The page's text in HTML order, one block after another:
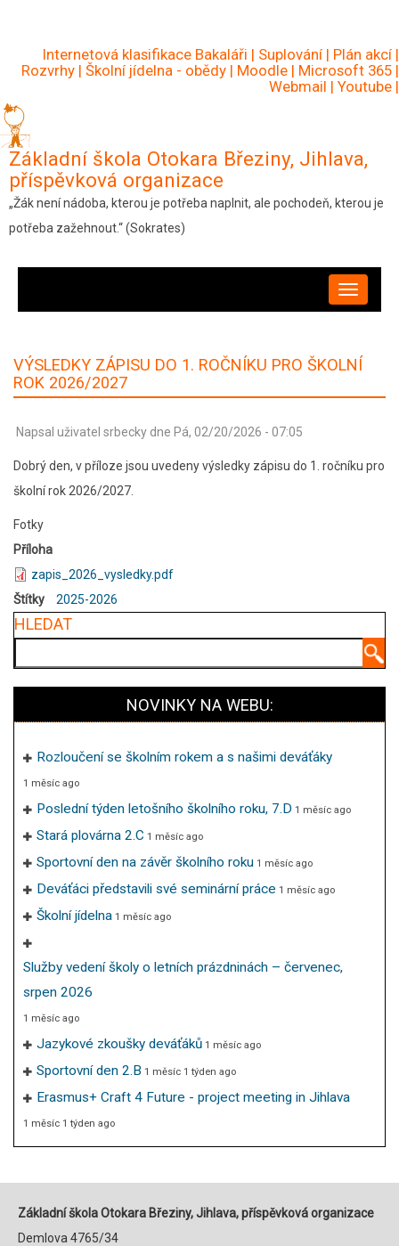
hlavnímuInternetová klasifikace Bakaláři | Suplování | Plán akcí |
Rozvrhy | Školní jídelna - obědy | Moodle | Microsoft 365 |
Webmail | Youtube |
Základní škola Otokara Březiny, Jihlava,
příspěvková organizace
„Žák není nádoba, kterou je potřeba naplnit, ale pochodeň, kterou je
potřeba zažehnout.“ (Sokrates)
VÝSLEDKY ZÁPISU DO 1. ROČNÍKU PRO ŠKOLNÍ
ROK 2026/2027
Napsal uživatel srbecky dne Pá, 02/20/2026 - 07:05
Dobrý den, v příloze jsou uvedeny výsledky zápisu do 1. ročníku pro
školní rok 2026/2027.
Fotky
Příloha
zapis_2026_vysledky.pdf
Štítky
2025-2026
HLEDAT
NOVINKY NA WEBU:
Rozloučení se školním rokem a s našimi deváťáky
1 měsíc ago
Poslední týden letošního školního roku, 7.D 1 měsíc ago
Stará plovárna 2.C 1 měsíc ago
Sportovní den na závěr školního roku 1 měsíc ago
Deváťáci představili své seminární práce 1 měsíc ago
Školní jídelna 1 měsíc ago
Služby vedení školy o letních prázdninách – červenec,
srpen 2026
1 měsíc ago
Jazykové zkoušky deváťáků 1 měsíc ago
Sportovní den 2.B 1 měsíc 1 týden ago
Erasmus+ Craft 4 Future - project meeting in Jihlava
1 měsíc 1 týden ago
Základní škola Otokara Březiny, Jihlava, příspěvková organizace
Demlova 4765/34